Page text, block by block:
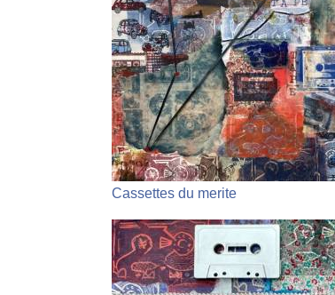
Cassettes du merite